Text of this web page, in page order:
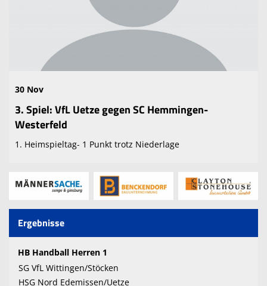
30 Nov
3. Spiel: VfL Uetze gegen SC Hemmingen-
Westerfeld
1. Heimspieltag- 1 Punkt trotz Niederlage
Ergebnisse
HB Handball Herren 1
SG VfL Wittingen/Stöcken
HSG Nord Edemissen/Uetze